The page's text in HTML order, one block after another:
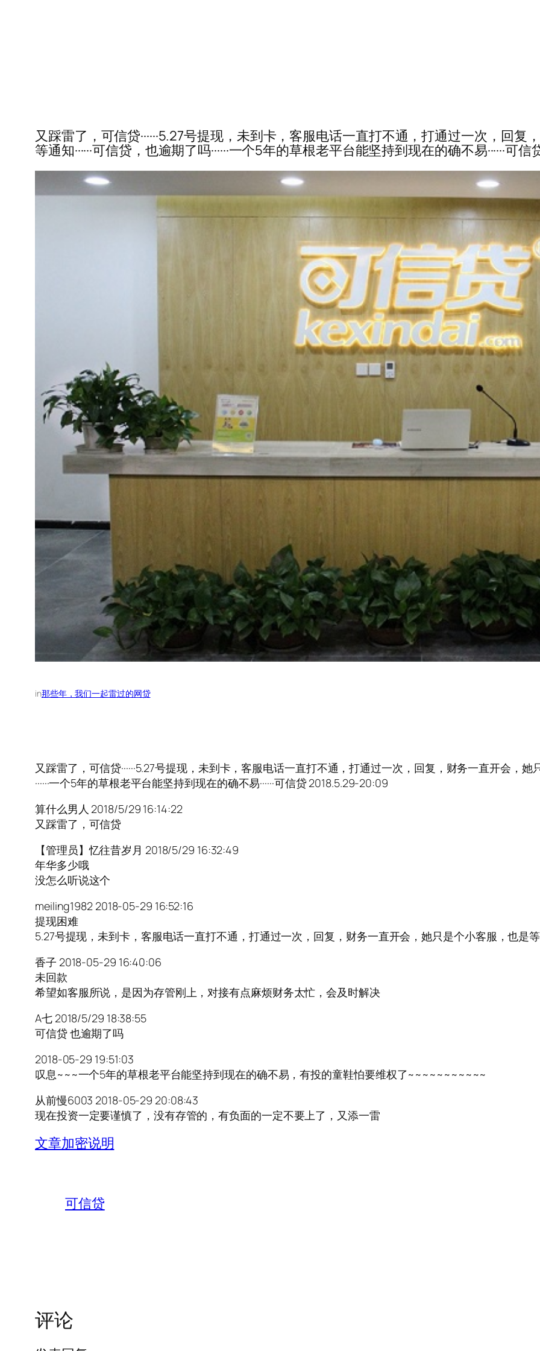
又踩雷了，可信贷······5.27号提现，未到卡，客服电话一直打不通，打通过一次，回
等通知······可信贷，也逾期了吗······一个5年的草根老平台能坚持到现在的确不易······
in那些年，我们一起雷过的网贷
又踩雷了，可信贷······5.27号提现，未到卡，客服电话一直打不通，打通过一次，回复，财务一直开会，她
······一个5年的草根老平台能坚持到现在的确不易······可信贷 2018.5.29-20:09
算什么男人 2018/5/29 16:14:22
又踩雷了，可信贷
【管理员】忆往昔岁月 2018/5/29 16:32:49
年华多少哦
没怎么听说这个
meiling1982 2018-05-29 16:52:16
提现困难
5.27号提现，未到卡，客服电话一直打不通，打通过一次，回复，财务一直开会，她只是个小客服，也是
香子 2018-05-29 16:40:06
未回款
希望如客服所说，是因为存管刚上，对接有点麻烦财务太忙，会及时解决
A七 2018/5/29 18:38:55
可信贷 也逾期了吗
2018-05-29 19:51:03
叹息~~~一个5年的草根老平台能坚持到现在的确不易，有投的童鞋怕要维权了~~~~~~~~~~~
从前慢6003 2018-05-29 20:08:43
现在投资一定要谨慎了，没有存管的，有负面的一定不要上了，又添一雷
文章加密说明
可信贷
评论